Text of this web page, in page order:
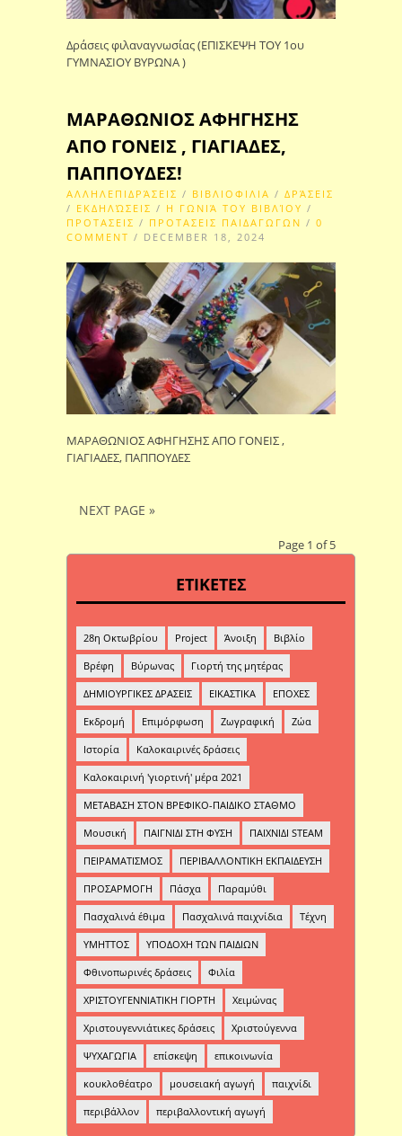
Δράσεις φιλαναγνωσίας (ΕΠΙΣΚΕΨΗ ΤΟΥ 1ου
ΓΥΜΝΑΣΙΟΥ ΒΥΡΩΝΑ )
ΜΑΡΑΘΩΝΙΟΣ ΑΦΗΓΗΣΗΣ
ΑΠΟ ΓΟΝΕΙΣ , ΓΙΑΓΙΑΔΕΣ,
ΠΑΠΠΟΥΔΕΣ!
ΑΛΛΗΛΕΠΙΔΡΆΣΕΙΣ / ΒΙΒΛΙΟΦΙΛΙΑ / ΔΡΆΣΕΙΣ
/ ΕΚΔΗΛΏΣΕΙΣ / Η ΓΩΝΙΆ ΤΟΥ ΒΙΒΛΊΟΥ /
ΠΡΟΤΑΣΕΙΣ / ΠΡΟΤΑΣΕΙΣ ΠΑΙΔΑΓΩΓΩΝ / 0
COMMENT / DECEMBER 18, 2024
ΜΑΡΑΘΩΝΙΟΣ ΑΦΗΓΗΣΗΣ ΑΠΟ ΓΟΝΕΙΣ ,
ΓΙΑΓΙΑΔΕΣ, ΠΑΠΠΟΥΔΕΣ
NEXT PAGE »
Page 1 of 5
ΕΤΙΚΕΤΕΣ
28η Οκτωβρίου Project Άνοιξη Βιβλίο
Βρέφη Βύρωνας Γιορτή της μητέρας
ΔΗΜΙΟΥΡΓΙΚΕΣ ΔΡΑΣΕΙΣ ΕΙΚΑΣΤΙΚΑ ΕΠΟΧΕΣ
Εκδρομή Επιμόρφωση Ζωγραφική Ζώα
Ιστορία Καλοκαιρινές δράσεις
Καλοκαιρινή 'γιορτινή' μέρα 2021
ΜΕΤΑΒΑΣΗ ΣΤΟΝ ΒΡΕΦΙΚΟ-ΠΑΙΔΙΚΟ ΣΤΑΘΜΟ
Μουσική ΠΑΙΓΝΙΔΙ ΣΤΗ ΦΥΣΗ ΠΑΙΧΝΙΔΙ STEAM
ΠΕΙΡΑΜΑΤΙΣΜΟΣ ΠΕΡΙΒΑΛΛΟΝΤΙΚΗ ΕΚΠΑΙΔΕΥΣΗ
ΠΡΟΣΑΡΜΟΓΗ Πάσχα Παραμύθι
Πασχαλινά έθιμα Πασχαλινά παιχνίδια Τέχνη
ΥΜΗΤΤΟΣ ΥΠΟΔΟΧΗ ΤΩΝ ΠΑΙΔΙΩΝ
Φθινοπωρινές δράσεις Φιλία
ΧΡΙΣΤΟΥΓΕΝΝΙΑΤΙΚΗ ΓΙΟΡΤΗ Χειμώνας
Χριστουγεννιάτικες δράσεις Χριστούγεννα
ΨΥΧΑΓΩΓΙΑ επίσκεψη επικοινωνία
κουκλοθέατρο μουσειακή αγωγή παιχνίδι
περιβάλλον περιβαλλοντική αγωγή